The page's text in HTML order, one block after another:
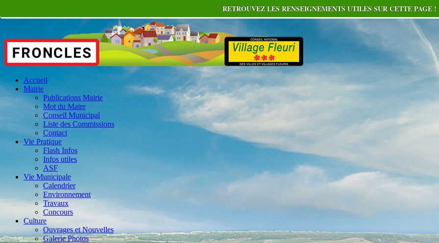
Accueil
Mairie
Publications Mairie
Mot du Maire
Conseil Municipal
Liste des Commissions
Contact
Vie Pratique
Flash Infos
Infos utiles
ASF
Vie Municipale
Calendrier
Environnement
Travaux
Concours
Culture
Ouvrages et Nouvelles
Galerie Photos
RETROUVEZ LES RENSEIGNEMENTS UTILES SUR CETTE PAGE !